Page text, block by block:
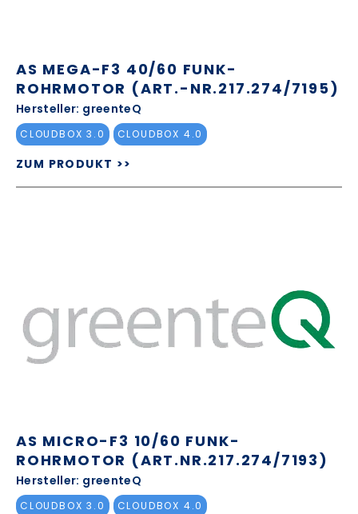
AS MEGA-F3 40/60 FUNK-
ROHRMOTOR (ART.-NR.217.274/7195)
Hersteller: greenteQ
CLOUDBOX 3.0 CLOUDBOX 4.0
ZUM PRODUKT >>
AS MICRO-F3 10/60 FUNK-
ROHRMOTOR (ART.NR.217.274/7193)
Hersteller: greenteQ
CLOUDBOX 3.0 CLOUDBOX 4.0